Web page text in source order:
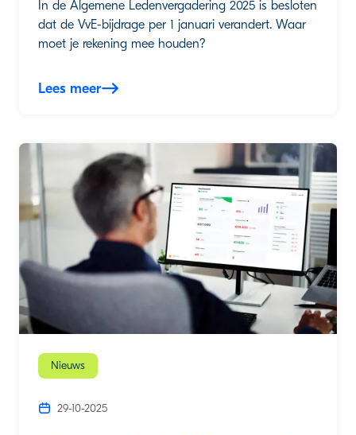
In de Algemene Ledenvergadering 2025 is besloten
dat de VvE-bijdrage per 1 januari verandert. Waar
moet je rekening mee houden?
Lees meer
Nieuws
29-10-2025